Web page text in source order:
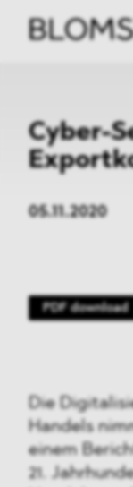
Cyber-
05.11.2020
PDF download
Die
Handels
einem
21.